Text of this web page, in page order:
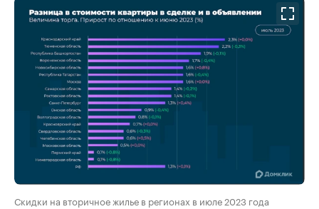
Скидки на вторичное жилье в регионах в июле 2023 года